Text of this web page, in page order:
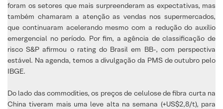
foram os setores que mais surpreenderam as expectativas, mas
também chamaram a atenção as vendas nos supermercados,
que continuaram acelerando mesmo com a redução do auxílio
emergencial no período. Por fim, a agência de classificação de
risco S&P afirmou o rating do Brasil em BB-, com perspectiva
estável. Na agenda, temos a divulgação da PMS de outubro pelo
IBGE.
Do lado das commodities, os preços de celulose de fibra curta na
China tiveram mais uma leve alta na semana (+US$2,8/t), para